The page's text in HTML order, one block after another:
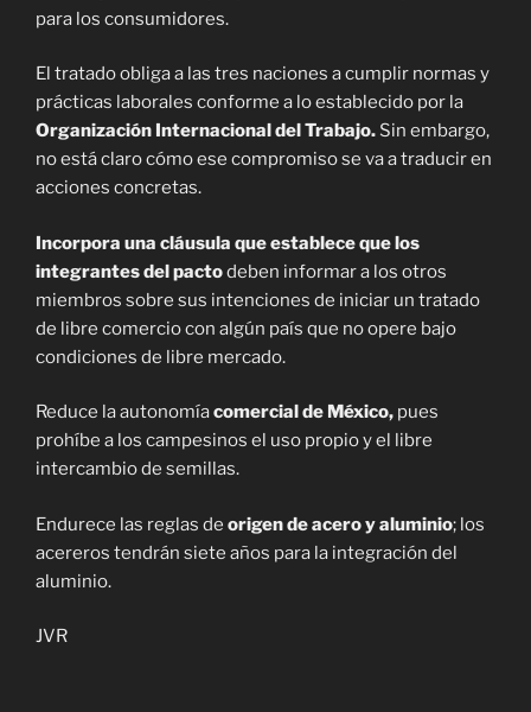
para los consumidores.
El tratado obliga a las tres naciones a cumplir normas y
prácticas laborales conforme a lo establecido por la
Organización Internacional del Trabajo. Sin embargo,
no está claro cómo ese compromiso se va a traducir en
acciones concretas.
Incorpora una cláusula que establece que los
integrantes del pactodeben informar a los otros
miembros sobre sus intenciones de iniciar un tratado
de libre comercio con algún país que no opere bajo
condiciones de libre mercado.
Reduce la autonomíacomercial de México, pues
prohíbe a los campesinos el uso propio y el libre
intercambio de semillas.
Endurece las reglas de origen de acero y aluminio; los
acereros tendrán siete años para la integración del
aluminio.
JVR